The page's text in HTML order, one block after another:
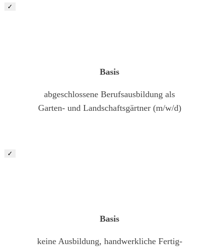
✓
Basis
abgeschlossene Berufsausbildung als
Garten- und Landschaftsgärtner (m/w/d)
✓
Basis
keine Ausbildung, handwerkliche Fertig-